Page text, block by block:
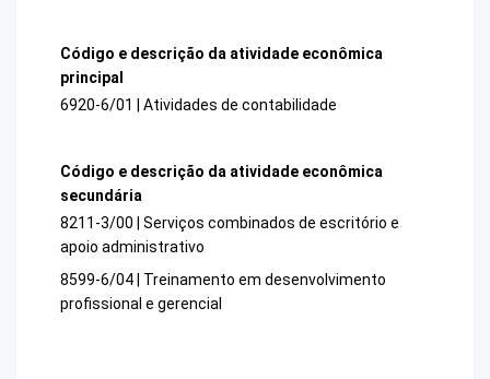
Código e descrição da atividade econômica
principal
6920-6/01 | Atividades de contabilidade
Código e descrição da atividade econômica
secundária
8211-3/00 | Serviços combinados de escritório e
apoio administrativo
8599-6/04 | Treinamento em desenvolvimento
profissional e gerencial